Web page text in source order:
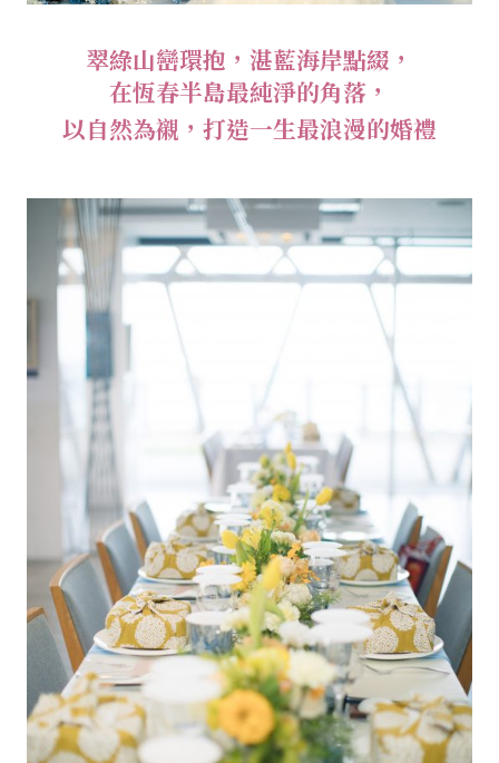
翠綠山巒環抱，湛藍海岸點綴，
在恆春半島最純淨的角落，
以自然為襯，打造一生最浪漫的婚禮